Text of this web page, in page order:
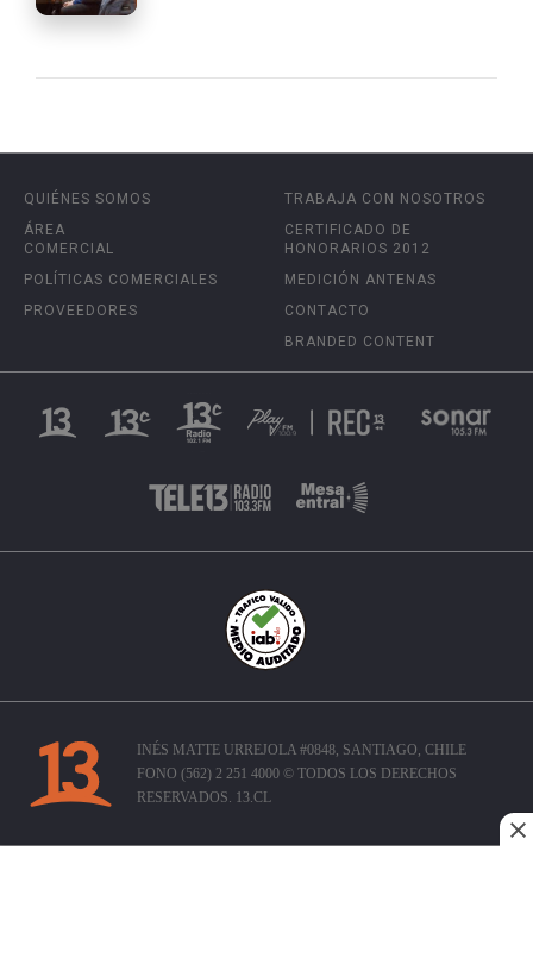
QUIÉNES SOMOS
ÁREA
COMERCIAL
POLÍTICAS COMERCIALES
PROVEEDORES
TRABAJA CON NOSOTROS
CERTIFICADO DE
HONORARIOS 2012
MEDICIÓN ANTENAS
CONTACTO
BRANDED CONTENT
INÉS MATTE URREJOLA #0848, SANTIAGO, CHILE
FONO (562) 2 251 4000 © TODOS LOS DERECHOS
RESERVADOS. 13.CL